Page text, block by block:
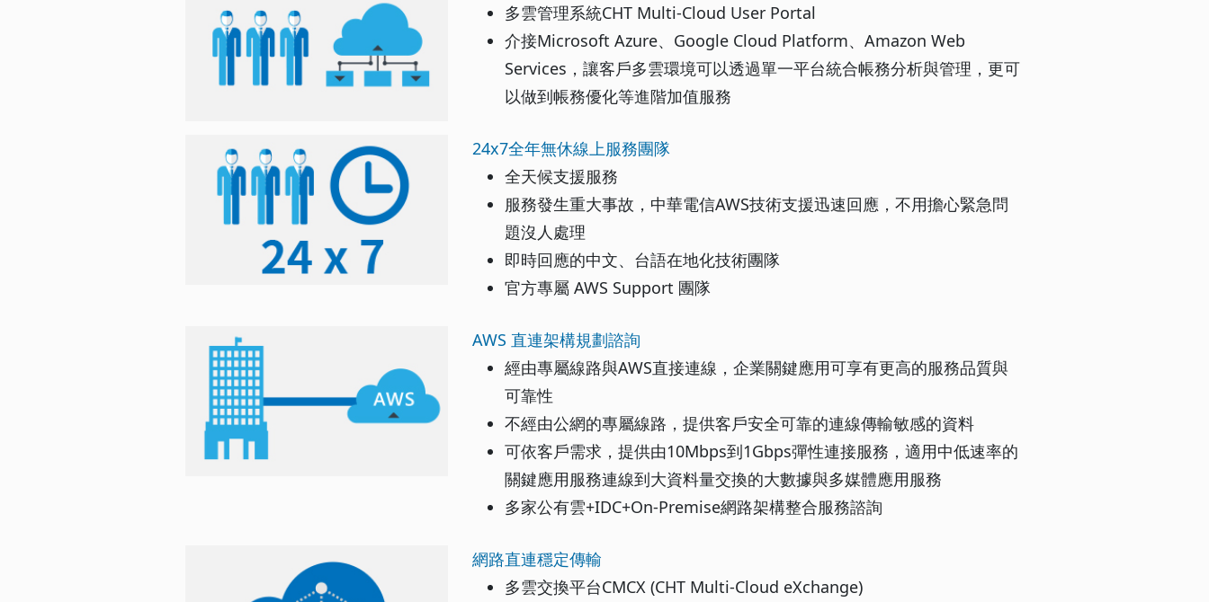
多雲管理系統CHT Multi-Cloud User Portal
介接Microsoft Azure、Google Cloud Platform、Amazon Web
Services，讓客戶多雲環境可以透過單一平台統合帳務分析與管理，更可
以做到帳務優化等進階加值服務
24x7全年無休線上服務團隊
全天候支援服務
服務發生重大事故，中華電信AWS技術支援迅速回應，不用擔心緊急問
題沒人處理
即時回應的中文、台語在地化技術團隊
官方專屬 AWS Support 團隊
AWS 直連架構規劃諮詢
經由專屬線路與AWS直接連線，企業關鍵應用可享有更高的服務品質與
可靠性
不經由公網的專屬線路，提供客戶安全可靠的連線傳輸敏感的資料
可依客戶需求，提供由10Mbps到1Gbps彈性連接服務，適用中低速率的
關鍵應用服務連線到大資料量交換的大數據與多媒體應用服務
多家公有雲+IDC+On-Premise網路架構整合服務諮詢
網路直連穩定傳輸
多雲交換平台CMCX (CHT Multi-Cloud eXchange)